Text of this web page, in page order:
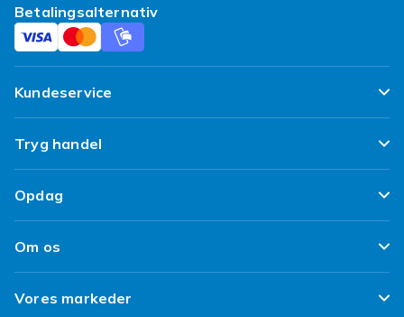
Betalingsalternativ
Kundeservice
Ofte stillede spørgsmål
Spor min pakke
Levering
Fortryd & returner her
Tryg handel
Tilfredshedsgaranti
Kundeanmeldelser
Brukt/ Refurbished
Opdag
Top 100 fund
Design dit eget tøj
Om os
Klimaarbejde
Vores markeder